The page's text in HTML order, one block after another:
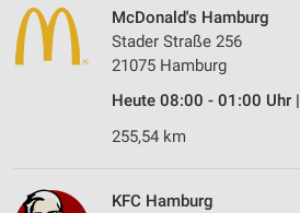
McDonald's Hamburg
Stader Straße 256
21075 Hamburg
Heute 08:00 - 01:00 Uhr |
255,54 km
KFC Hamburg